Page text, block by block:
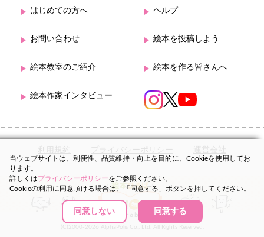
はじめての方へ ヘルプ
お問い合わせ 絵本を投稿しよう
絵本教室のご紹介 絵本を作る皆さんへ
絵本作家インタビュー
利用規約 プライバシーポリシー 運営会社
(C)2000-2026 AlphaPolis Co., Ltd. All Rights Reserved.
当ウェブサイトは、利便性、品質維持・向上を目的に、Cookieを使用してお
ります。
詳しくはプライバシーポリシーをご参照ください。
Cookieの利用に同意頂ける場合は、「同意する」ボタンを押してください。
同意しない 同意する